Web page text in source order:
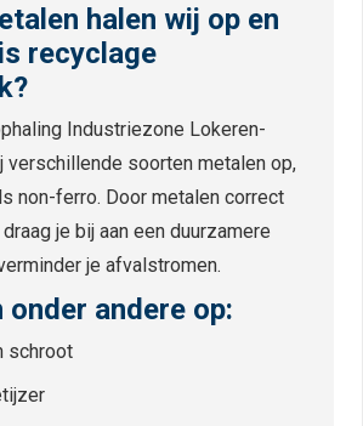
halen wij op en
recyclage
Industriezone Lokeren-
verschillende soorten metalen op,
non-ferro. Door metalen correct
je bij aan een duurzamere
je afvalstromen.
onder andere op:
schroot